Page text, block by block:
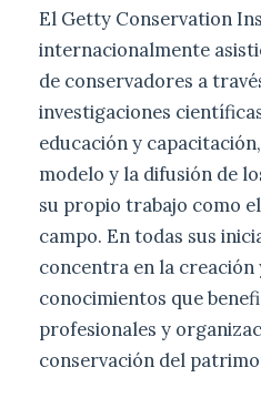
El Getty Conservation
internacionalmente
de conservadores a
investigaciones
educación y
modelo y la difusión de
su propio trabajo como
campo. En todas sus
concentra en la
conocimientos que
profesionales y
conservación del